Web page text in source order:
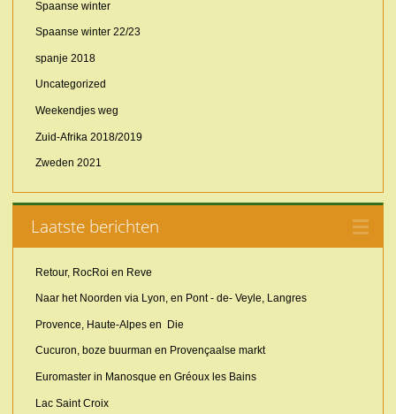
Spaanse winter
Spaanse winter 22/23
spanje 2018
Uncategorized
Weekendjes weg
Zuid-Afrika 2018/2019
Zweden 2021
Laatste berichten
Retour, RocRoi en Reve
Naar het Noorden via Lyon, en Pont - de- Veyle, Langres
Provence, Haute-Alpes en Die
Cucuron, boze buurman en Provençaalse markt
Euromaster in Manosque en Gréoux les Bains
Lac Saint Croix